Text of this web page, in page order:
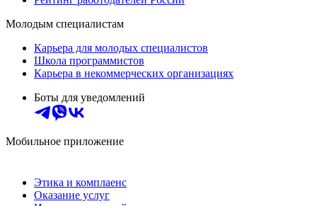
Молодым специалистам
Карьера для молодых специалистов
Школа программистов
Карьера в некоммерческих организациях
Боты для уведомлений
Мобильное приложение
Этика и комплаенс
Оказание услуг